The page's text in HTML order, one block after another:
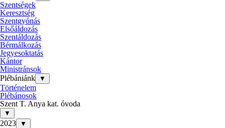
Szentségek
Keresztség
Szentgyónás
Elsőáldozás
Szentáldozás
Bérmálkozás
Jegyesoktatás
Kántor
Ministránsok
Plébániánk
▼
Történelem
Plébánosok
Szent T. Anya kat. óvoda
▼
2023 ▼